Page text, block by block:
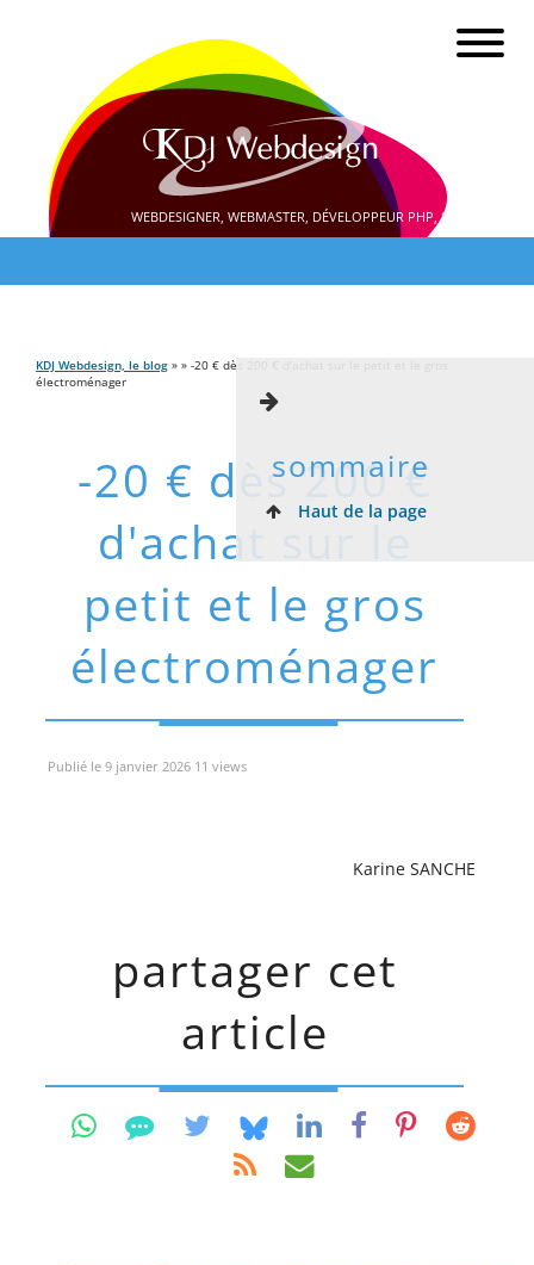
WEBDESIGNER, WEBMASTER, DÉVELOPPEUR PHP, SEO
KDJ Webdesign, le blog » » -20 € dès 200 € d'achat sur le petit et le gros
électroménager
-20 € dès 200 €
d'achat sur le
petit et le gros
électroménager
sommaire
Haut de la page
Publié le 9 janvier 2026 11 views
Karine SANCHE
partager cet
article